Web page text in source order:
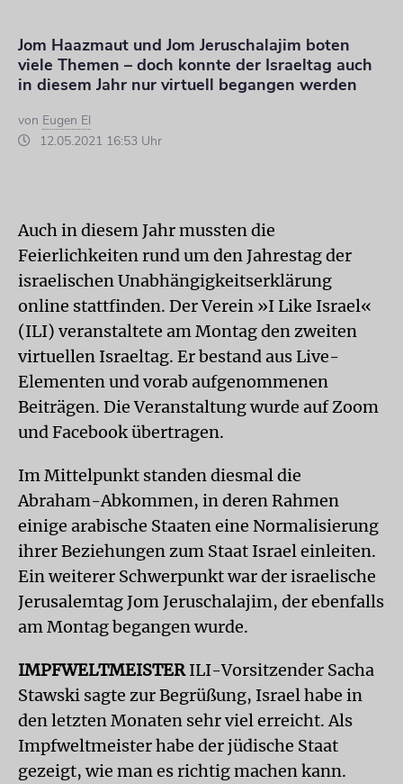
Jom Haazmaut und Jom Jeruschalajim boten
viele Themen – doch konnte der Israeltag auch
in diesem Jahr nur virtuell begangen werden
von Eugen El
12.05.2021 16:53 Uhr
Auch in diesem Jahr mussten die
Feierlichkeiten rund um den Jahrestag der
israelischen Unabhängigkeitserklärung
online stattfinden. Der Verein »I Like Israel«
(ILI) veranstaltete am Montag den zweiten
virtuellen Israeltag. Er bestand aus Live-
Elementen und vorab aufgenommenen
Beiträgen. Die Veranstaltung wurde auf Zoom
und Facebook übertragen.
Im Mittelpunkt standen diesmal die
Abraham-Abkommen, in deren Rahmen
einige arabische Staaten eine Normalisierung
ihrer Beziehungen zum Staat Israel einleiten.
Ein weiterer Schwerpunkt war der israelische
Jerusalemtag Jom Jeruschalajim, der ebenfalls
am Montag begangen wurde.
IMPFWELTMEISTERILI-Vorsitzender Sacha
Stawski sagte zur Begrüßung, Israel habe in
den letzten Monaten sehr viel erreicht. Als
Impfweltmeister habe der jüdische Staat
gezeigt, wie man es richtig machen kann.